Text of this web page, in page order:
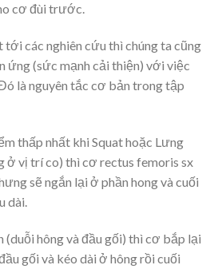
cơ đùi trước.
các nghiên cứu thì chúng ta cũng
ứng (sức mạnh cải thiện) với việc
là nguyên tắc cơ bản trong tập
thấp nhất khi Squat hoặc Lưng
ở vị trí co) thì cơ rectus femoris sx
sẽ ngắn lại ở phần hong và cuối
dài.
(duỗi hông và đầu gối) thì cơ bắp lại
gối và kéo dài ở hông rồi cuối